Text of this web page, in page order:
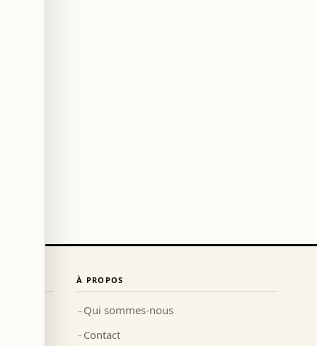
À PROPOS
→ Qui sommes-nous
→ Contact